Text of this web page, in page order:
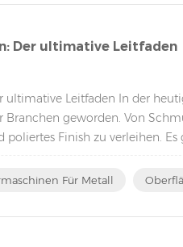
Der ultimative Leitfaden
Leitfaden In der
geworden. Von
poliertes Finish zu verleihen.
Für Metall